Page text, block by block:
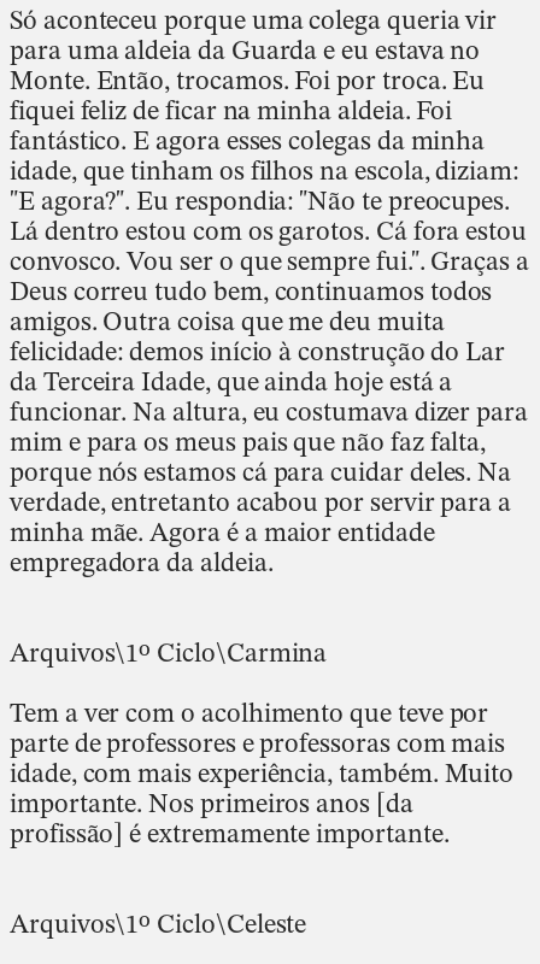
Só aconteceu porque uma colega queria vir
para uma aldeia da Guarda e eu estava no
Monte. Então, trocamos. Foi por troca. Eu
fiquei feliz de ficar na minha aldeia. Foi
fantástico. E agora esses colegas da minha
idade, que tinham os filhos na escola, diziam:
"E agora?". Eu respondia: "Não te preocupes.
Lá dentro estou com os garotos. Cá fora estou
convosco. Vou ser o que sempre fui.". Graças a
Deus correu tudo bem, continuamos todos
amigos. Outra coisa que me deu muita
felicidade: demos início à construção do Lar
da Terceira Idade, que ainda hoje está a
funcionar. Na altura, eu costumava dizer para
mim e para os meus pais que não faz falta,
porque nós estamos cá para cuidar deles. Na
verdade, entretanto acabou por servir para a
minha mãe. Agora é a maior entidade
empregadora da aldeia.
Arquivos\1º Ciclo\Carmina
Tem a ver com o acolhimento que teve por
parte de professores e professoras com mais
idade, com mais experiência, também. Muito
importante. Nos primeiros anos [da
profissão] é extremamente importante.
Arquivos\1º Ciclo\Celeste